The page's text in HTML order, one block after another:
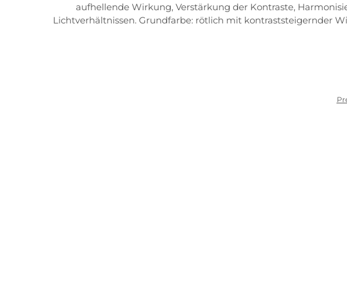
aufhellende Wirkung, Verstärkung der Kontraste,
Lichtverhältnissen. Grundfarbe: rötlich mit kontraststeigernder
design